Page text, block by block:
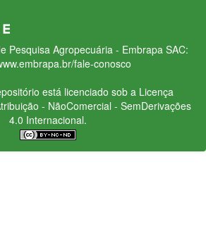
Pesquisa Agropecuária - Embrapa SAC:
fale-conosco
está licenciado sob a Licença
- NãoComercial - SemDerivações
4.0 Internacional.